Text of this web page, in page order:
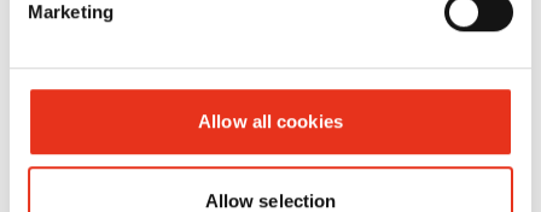
Marketing
Allow all cookies
Allow selection
SECURIO
30 mm